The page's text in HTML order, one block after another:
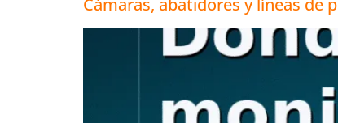
Cámaras, abatidores y líneas